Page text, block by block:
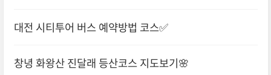
대전 시티투어 버스 예약방법 코스✅
창녕 화왕산 진달래 등산코스 지도보기🌸